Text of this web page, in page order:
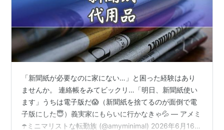
「新聞紙が必要なのに家にない…」と困った経験はあり
ませんか。 連絡帳をみてビックリ…「明日、新聞紙使い
ます」うちは電子版だ😱（新聞紙を捨てるのが面倒で電
子版にした😇）義実家にもらいに行かなきゃ💦 — アメミ
☂️ミニマリストな転勤族 (@amyminimal) 2026年6月16日